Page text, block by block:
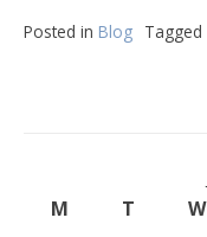
Posted in Blog Tagged
M
T W